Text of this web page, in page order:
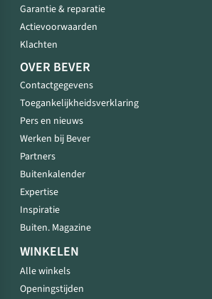
Garantie & reparatie
Actievoorwaarden
Klachten
OVER BEVER
Contactgegevens
Toegankelijkheidsverklaring
Pers en nieuws
Werken bij Bever
Partners
Buitenkalender
Expertise
Inspiratie
Buiten. Magazine
WINKELEN
Alle winkels
Openingstijden